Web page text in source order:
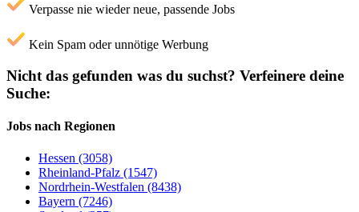
Verpasse nie wieder neue, passende Jobs
Kein Spam oder unnötige Werbung
Nicht das gefunden was du suchst? Verfeinere deine
Suche:
Jobs nach Regionen
Hessen (3058)
Rheinland-Pfalz (1547)
Nordrhein-Westfalen (8438)
Bayern (7246)